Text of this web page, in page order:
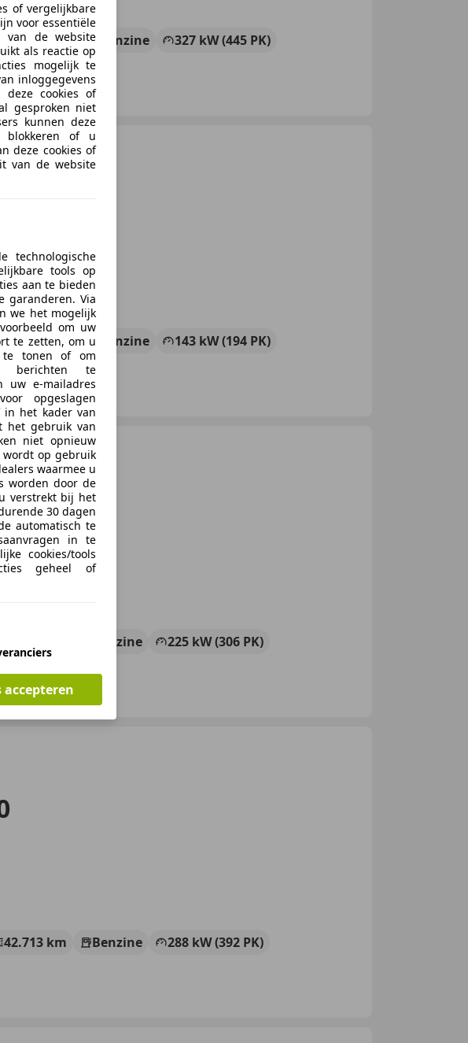
207.550 km Benzine
327 kW (445 PK)
123.202 km Benzine
143 kW (194 PK)
Benzine
225 kW (306 PK)
42.713 km Benzine
288 kW (392 PK)
of vergelijkbare
voor essentiële
van de website
als reactie op
mogelijk te
inloggegevens
deze cookies of
gesproken niet
kunnen deze
blokkeren of u
deze cookies of
van de website
technologische
tools op
aan te bieden
garanderen. Via
we het mogelijk
om uw
te zetten, om u
te tonen of om
berichten te
uw e-mailadres
opgeslagen
in het kader van
het gebruik van
niet opnieuw
op gebruik
waarmee u
worden door de
verstrekt bij het
30 dagen
automatisch te
in te
cookies/tools
geheel of
accepteren